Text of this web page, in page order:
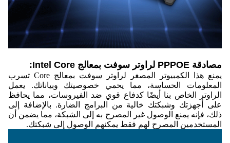
مصادقة PPPOE لراوتر سوفت بمعالج Intel Core:
يمنع هذا الكمبيوتر المصغر لراوتر سوفت بمعالج Core تسرب
المعلومات الحساسة، مما يحمي خصوصيتك وبياناتك. يعمل
الراوتر الخاص بنا أيضًا كدفاع قوي ضد الفيروسات، مما يحافظ
على أجهزتك وشبكتك خالية من البرامج الضارة. بالإضافة إلى
ذلك، فإنه يمنع الوصول غير المصرح به إلى الشبكة، مما يضمن أن
المستخدمين المصرح لهم فقط يمكنهم الوصول إلى شبكتك.